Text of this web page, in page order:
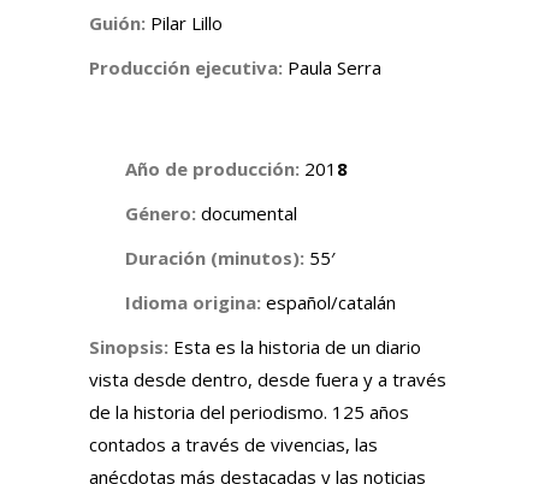
Guión: Pilar Lillo
Producción ejecutiva: Paula Serra
Año de producción: 201 8
Género: documental
Duración (minutos): 55′
Idioma origina: español/catalán
Sinopsis: Esta es la historia de un diario
vista desde dentro, desde fuera y a través
de la historia del periodismo. 125 años
contados a través de vivencias, las
anécdotas más destacadas y las noticias